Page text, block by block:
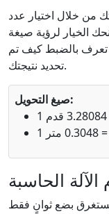
من خلال اختيار عدد
الخيار لرؤية صيغة
تعرف بالضبط كيف تم
تحديد نتيجتك.
صيغ التحويل:
متر
الحاسبة